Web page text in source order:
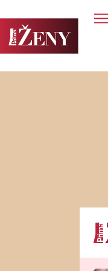
Horoskopy